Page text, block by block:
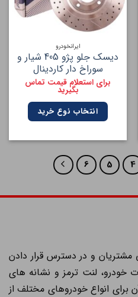
ایرانخودرو
دیسک جلو پژو 405 شیار و
سوراخ دار کاردینال
برای استعلام قیمت تماس
بگیرید
انتخاب نوع خرید
5
6
و در دسترس قرار دادن
لنت ترمز و نشانه های
انواع خودروهای مختلف از